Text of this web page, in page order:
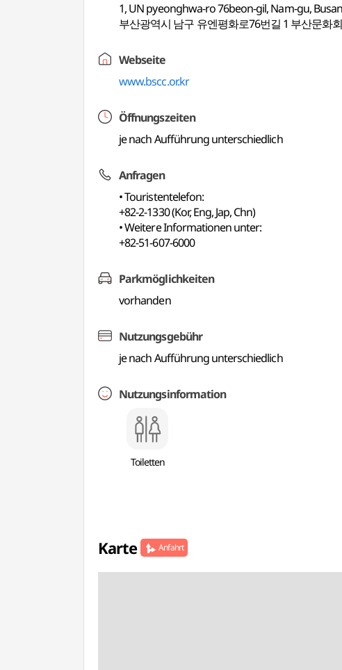
1, UN pyeonghwa-ro 76beon-gil, Nam-gu, Busan
부산광역시 남구 유엔평화로76번길 1 부산문화
Webseite
www.bscc.or.kr
Öffnungszeiten
je nach Aufführung unterschiedlich
Anfragen
• Touristentelefon:
+82-2-1330 (Kor, Eng, Jap, Chn)
• Weitere Informationen unter:
+82-51-607-6000
Parkmöglichkeiten
vorhanden
Nutzungsgebühr
je nach Aufführung unterschiedlich
Nutzungsinformation
Toiletten
Karte Anfahrt